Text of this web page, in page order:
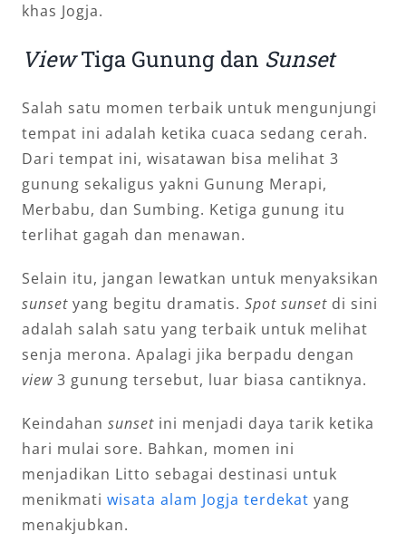
khas Jogja.
ViewTiga Gunung dan Sunset
Salah satu momen terbaik untuk mengunjungi
tempat ini adalah ketika cuaca sedang cerah.
Dari tempat ini, wisatawan bisa melihat 3
gunung sekaligus yakni Gunung Merapi,
Merbabu, dan Sumbing. Ketiga gunung itu
terlihat gagah dan menawan.
Selain itu, jangan lewatkan untuk menyaksikan
sunset yang begitu dramatis. Spot sunset di sini
adalah salah satu yang terbaik untuk melihat
senja merona. Apalagi jika berpadu dengan
view 3 gunung tersebut, luar biasa cantiknya.
Keindahan sunset ini menjadi daya tarik ketika
hari mulai sore. Bahkan, momen ini
menjadikan Litto sebagai destinasi untuk
menikmati wisata alam Jogja terdekat yang
menakjubkan.